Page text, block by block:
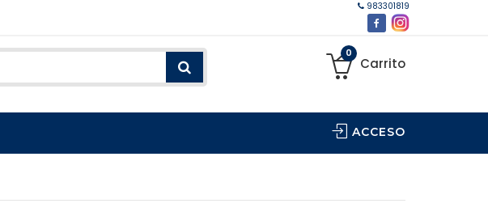
983301819
0
Carrito
ACCESO